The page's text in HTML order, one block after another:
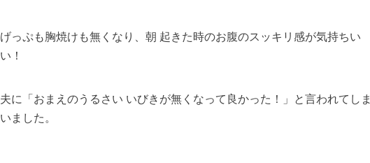
げっぷも胸焼けも無くなり、朝 起きた時のお腹のスッキリ感が気持ちい
い！
夫に「おまえのうるさい いびきが無くなって良かった！」と言われてしま
いました。